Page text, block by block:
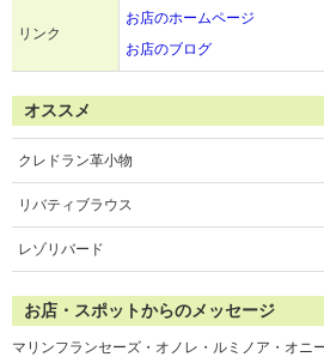
リンク
お店のホームページ
お店のブログ
オススメ
クレドラン革小物
リバティブラウス
レゾリバード
お店・スポットからのメッセージ
マリンフランセーズ・オノレ・ルミノア・オニ